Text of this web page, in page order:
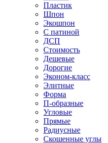
Пластик
Шпон
Экошпон
С патиной
ДСП
Стоимость
Дешевые
Дорогие
Эконом-класс
Элитные
Форма
П-образные
Угловые
Прямые
Радиусные
Скошенные углы